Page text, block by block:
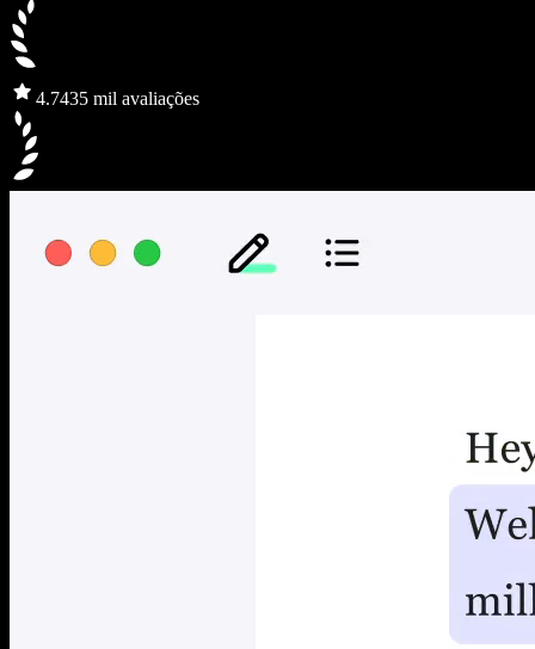
4.7435 mil avaliações